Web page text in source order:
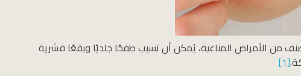
من الأمراض المناعية، يُمكن أن تسبب طفحًا جلديًا وبقعًا قشرية
[1]